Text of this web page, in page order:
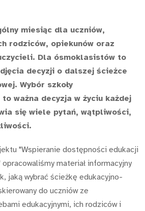
miesiąc dla uczniów,
rodziców, opiekunów oraz
Dla ósmoklasistów to
decyzji o dalszej ścieżce
Wybór szkoły
ważna decyzja w życiu każdej
się wiele pytań, wątpliwości,
"Wspieranie dostępności edukacji
materiał informacyjny
jaką wybrać ścieżkę edukacyjno-
do uczniów ze
edukacyjnymi, ich rodziców i